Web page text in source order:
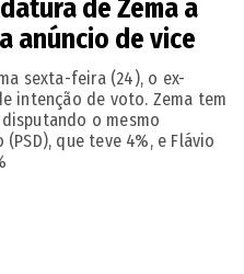
de Zema à
anúncio de vice
sexta-feira (24), o ex-
intenção de voto. Zema tem
o mesmo
que teve 4%, e Flávio